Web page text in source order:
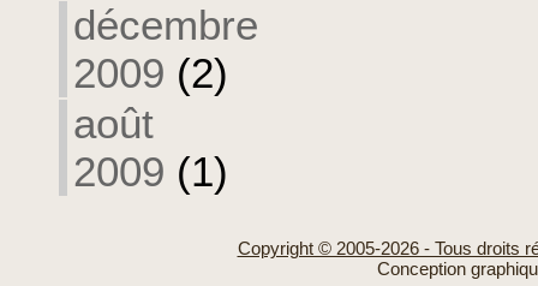
décembre
2009 (2)
août
2009 (1)
Copyright © 2005-2026 - Tous droits
Conception